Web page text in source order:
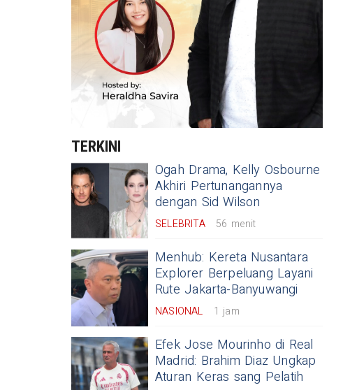
TERKINI
Ogah Drama, Kelly Osbourne
Akhiri Pertunangannya
dengan Sid Wilson
SELEBRITA 56 menit
Menhub: Kereta Nusantara
Explorer Berpeluang Layani
Rute Jakarta-Banyuwangi
NASIONAL 1 jam
Efek Jose Mourinho di Real
Madrid: Brahim Diaz Ungkap
Aturan Keras sang Pelatih